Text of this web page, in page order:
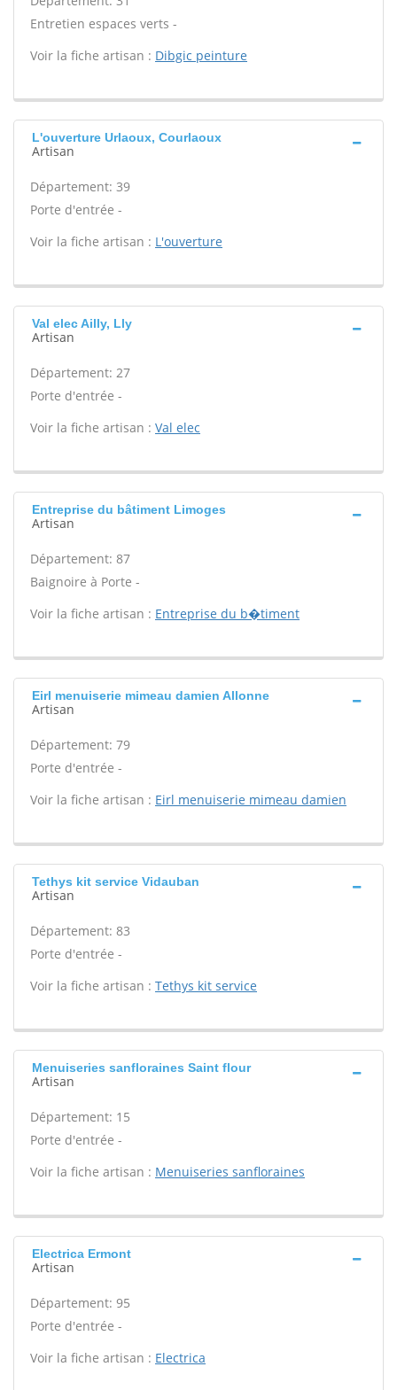
Entretien espaces verts -
Voir la fiche artisan : Dibgic peinture
L'ouverture Urlaoux, Courlaoux
Artisan
Département: 39
Porte d'entrée -
Voir la fiche artisan : L'ouverture
Val elec Ailly, Lly
Artisan
Département: 27
Porte d'entrée -
Voir la fiche artisan : Val elec
Entreprise du bâtiment Limoges
Artisan
Département: 87
Baignoire à Porte -
Voir la fiche artisan : Entreprise du b�timent
Eirl menuiserie mimeau damien Allonne
Artisan
Département: 79
Porte d'entrée -
Voir la fiche artisan : Eirl menuiserie mimeau damien
Tethys kit service Vidauban
Artisan
Département: 83
Porte d'entrée -
Voir la fiche artisan : Tethys kit service
Menuiseries sanfloraines Saint flour
Artisan
Département: 15
Porte d'entrée -
Voir la fiche artisan : Menuiseries sanfloraines
Electrica Ermont
Artisan
Département: 95
Porte d'entrée -
Voir la fiche artisan : Electrica